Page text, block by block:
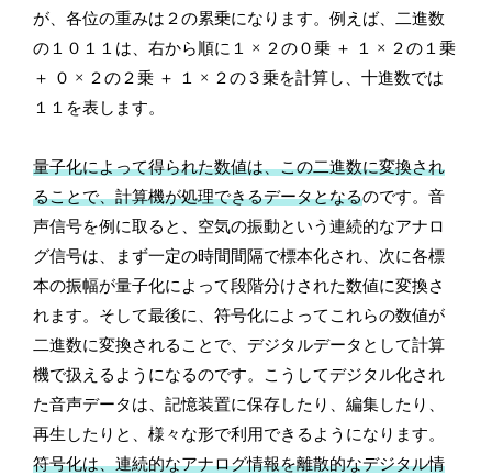
が、各位の重みは２の累乗になります。例えば、二進数
の１０１１は、右から順に１ × ２の０乗 ＋ １ × ２の１乗
＋ ０ × ２の２乗 ＋ １ × ２の３乗を計算し、十進数では
１１を表します。
量子化によって得られた数値は、この二進数に変換され
ることで、計算機が処理できるデータとなるのです。音
声信号を例に取ると、空気の振動という連続的なアナロ
グ信号は、まず一定の時間間隔で標本化され、次に各標
本の振幅が量子化によって段階分けされた数値に変換さ
れます。そして最後に、符号化によってこれらの数値が
二進数に変換されることで、デジタルデータとして計算
機で扱えるようになるのです。こうしてデジタル化され
た音声データは、記憶装置に保存したり、編集したり、
再生したりと、様々な形で利用できるようになります。
符号化は、連続的なアナログ情報を離散的なデジタル情